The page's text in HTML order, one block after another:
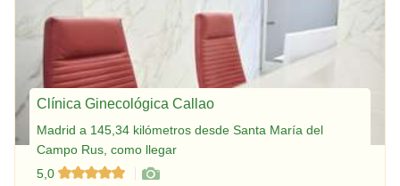
Clínica Ginecológica Callao
Madrid a 145,34 kilómetros desde Santa María del
Campo Rus, como llegar
5,0